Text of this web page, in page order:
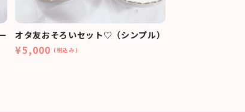
オタ友おそろいセット♡（シンプル）
¥5,000 (税込み)